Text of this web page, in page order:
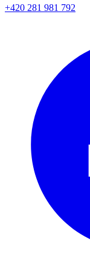
+420 281 981 792